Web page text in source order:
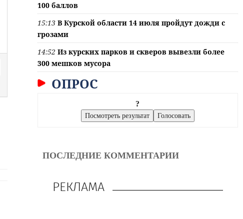
100 баллов
15:13 В Курской области 14 июля пройдут дожди с
грозами
14:52 Из курских парков и скверов вывезли более
300 мешков мусора
ОПРОС
?
ПОСЛЕДНИЕ КОММЕНТАРИИ
РЕКЛАМА